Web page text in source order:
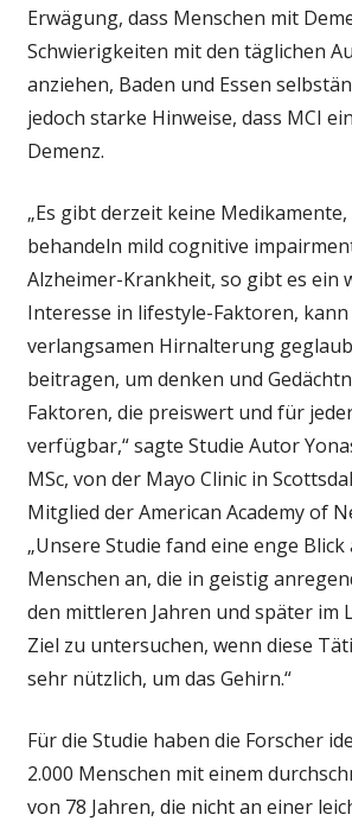
Erwägung, dass Menschen mit
Schwierigkeiten mit den täglichen
anziehen, Baden und Essen
jedoch starke Hinweise, dass MCI
Demenz.
„Es gibt derzeit keine
behandeln mild cognitive
Alzheimer-Krankheit, so gibt es ein
Interesse in lifestyle-Faktoren,
verlangsamen Hirnalterung
beitragen, um denken und
Faktoren, die preiswert und für
verfügbar,“ sagte Studie Autor
MSc, von der Mayo Clinic in
Mitglied der American Academy of
„Unsere Studie fand eine enge
Menschen an, die in geistig
den mittleren Jahren und später im
Ziel zu untersuchen, wenn diese
sehr nützlich, um das Gehirn.“
Für die Studie haben die Forscher
2.000 Menschen mit einem
von 78 Jahren, die nicht an einer